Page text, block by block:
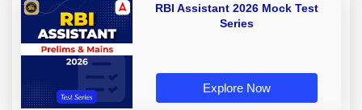
RBI Assistant 2026 Mock Test
Series
Explore Now